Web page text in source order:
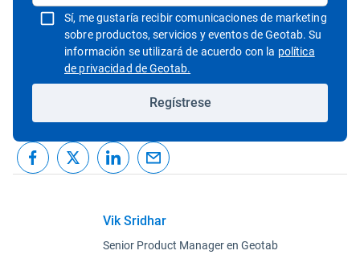
Sí, me gustaría recibir comunicaciones de marketing
sobre productos, servicios y eventos de Geotab. Su
información se utilizará de acuerdo con la política
de privacidad de Geotab.
Regístrese
Vik Sridhar
Senior Product Manager en Geotab